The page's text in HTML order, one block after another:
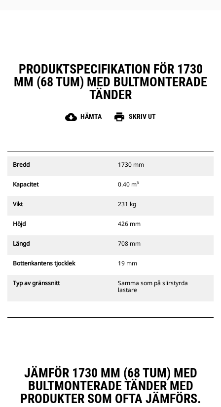
PRODUKTSPECIFIKATION FÖR 1730
MM (68 TUM) MED BULTMONTERADE
TÄNDER
cloud_download HÄMTA print SKRIV UT
Bredd 1730 mm
Kapacitet 0.40 m³
Vikt 231 kg
Höjd 426 mm
Längd 708 mm
Bottenkantens tjocklek 19 mm
Typ av gränssnitt
Samma som på slirstyrda
lastare
JÄMFÖR 1730 MM (68 TUM) MED
BULTMONTERADE TÄNDER MED
PRODUKTER SOM OFTA JÄMFÖRS.